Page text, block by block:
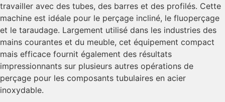
travailler avec des tubes, des barres et des profilés. Cette
machine est idéale pour le perçage incliné, le fluoperçage
et le taraudage. Largement utilisé dans les industries des
mains courantes et du meuble, cet équipement compact
mais efficace fournit également des résultats
impressionnants sur plusieurs autres opérations de
perçage pour les composants tubulaires en acier
inoxydable.